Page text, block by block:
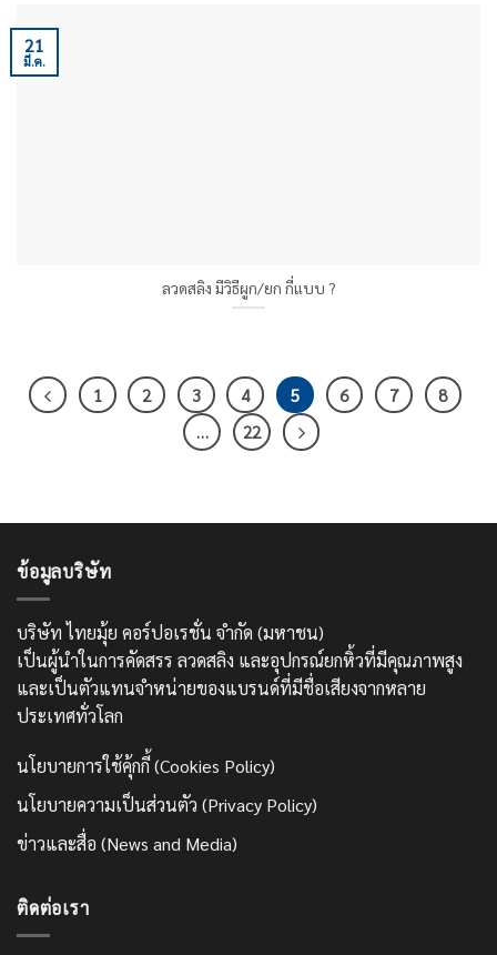
ลวดสลิง มีวิธีผูก/ยก กี่แบบ ?
21
มี.ค.
1 2 3 4 5 6 7
8
…
22
ข้อมูลบริษัท
บริษัท ไทยมุ้ย คอร์ปอเรชั่น จำกัด (มหาชน)
เป็นผู้นำในการคัดสรร ลวดสลิง และอุปกรณ์ยกหิ้วที่มีคุณภาพสูง
และเป็นตัวแทนจำหน่ายของแบรนด์ที่มีชื่อเสียงจากหลาย
ประเทศทั่วโลก
นโยบายการใช้คุ้กกี้ (Cookies Policy)
นโยบายความเป็นส่วนตัว (Privacy Policy)
ข่าวและสื่อ (News and Media)
ติดต่อเรา